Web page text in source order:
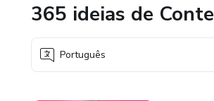
365 ideias de
Português